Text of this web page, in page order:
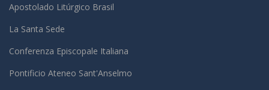
Apostolado Litúrgico Brasil
La Santa Sede
Conferenza Episcopale Italiana
Pontificio Ateneo Sant'Anselmo